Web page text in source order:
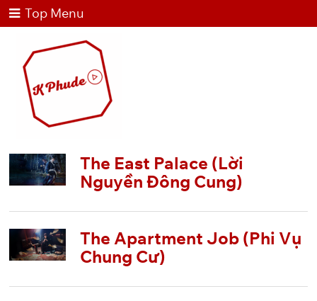
Top Menu
The East Palace (Lời
Nguyền Đông Cung)
The Apartment Job (Phi Vụ
Chung Cư)